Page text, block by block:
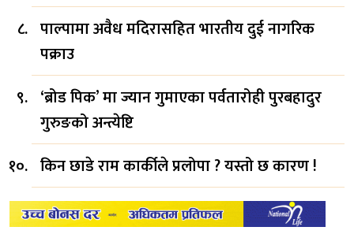
पाल्पामा अवैध मदिरासहित भारतीय दुई नागरिक
पक्राउ
‘ब्रोड पिक’ मा ज्यान गुमाएका पर्वतारोही पुरबहादुर
गुरुङको अन्त्येष्टि
किन छाडे राम कार्कीले प्रलोपा ? यस्तो छ कारण !